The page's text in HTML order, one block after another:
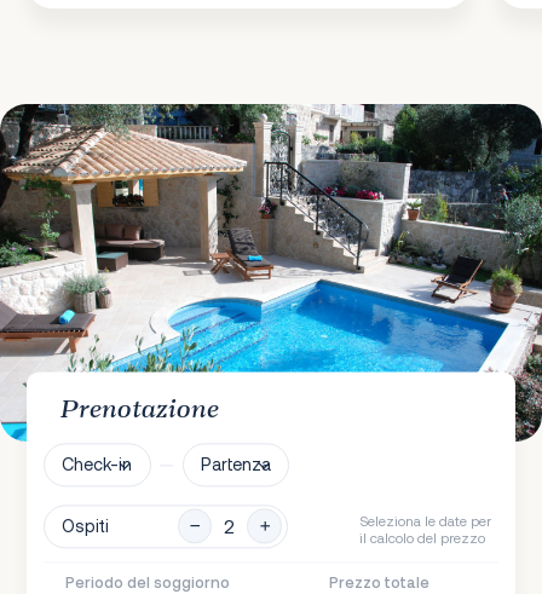
Prenotazione
Check-in Partenza
Ospiti
Seleziona le date per
il calcolo del prezzo
Periodo del soggiorno Prezzo totale